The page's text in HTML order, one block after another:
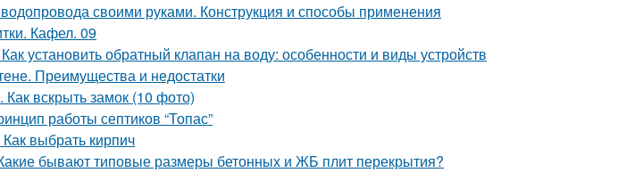
своими руками. Конструкция и способы применения
Кафел. 09
установить обратный клапан на воду: особенности и виды устройств
Преимущества и недостатки
Как вскрыть замок (10 фото)
работы септиков “Топас”
выбрать кирпич
бывают типовые размеры бетонных и ЖБ плит перекрытия?